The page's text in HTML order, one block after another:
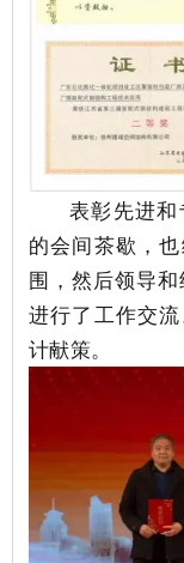
表彰先进
的会间茶歇，
围，然后领导
进行了工作交
计献策。